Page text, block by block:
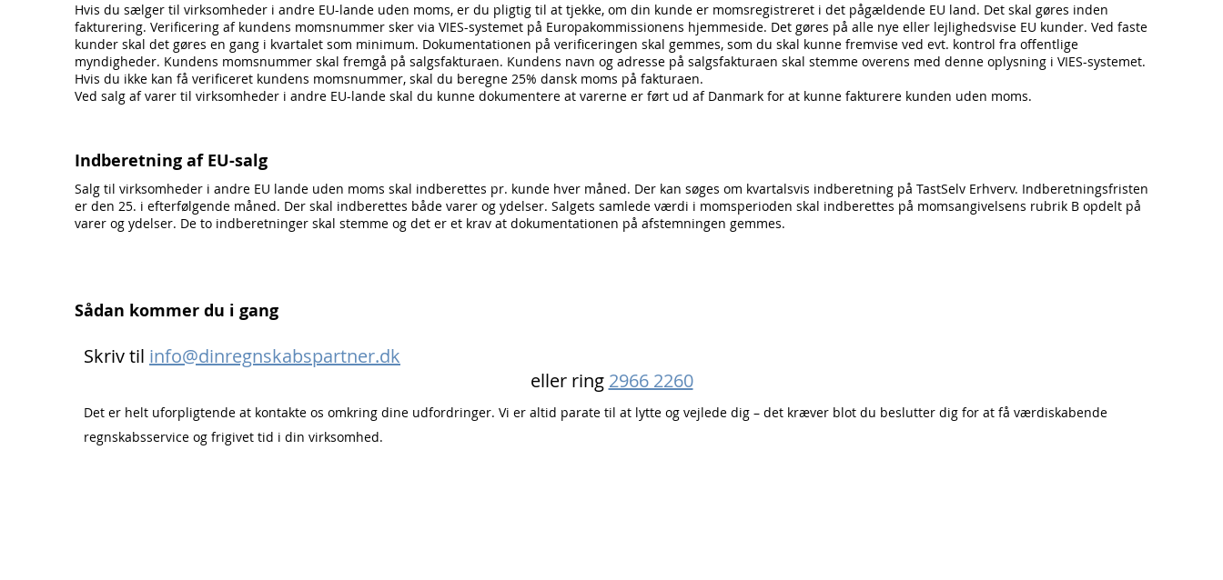
Hvis du sælger til virksomheder i andre EU-lande uden moms, er du pligtig til at tjekke, om din kunde er momsregistreret i det pågældende EU land. Det skal gøres inden
fakturering. Verificering af kundens momsnummer sker via VIES-systemet på Europakommissionens hjemmeside. Det gøres på alle nye eller lejlighedsvise EU kunder. Ved faste
kunder skal det gøres en gang i kvartalet som minimum. Dokumentationen på verificeringen skal gemmes, som du skal kunne fremvise ved evt. kontrol fra offentlige
myndigheder. Kundens momsnummer skal fremgå på salgsfakturaen. Kundens navn og adresse på salgsfakturaen skal stemme overens med denne oplysning i VIES-systemet.
Hvis du ikke kan få verificeret kundens momsnummer, skal du beregne 25% dansk moms på fakturaen.
Ved salg af varer til virksomheder i andre EU-lande skal du kunne dokumentere at varerne er ført ud af Danmark for at kunne fakturere kunden uden moms.
Indberetning af EU-salg
Salg til virksomheder i andre EU lande uden moms skal indberettes pr. kunde hver måned. Der kan søges om kvartalsvis indberetning på TastSelv Erhverv. Indberetningsfristen
er den 25. i efterfølgende måned. Der skal indberettes både varer og ydelser. Salgets samlede værdi i momsperioden skal indberettes på momsangivelsens rubrik B opdelt på
varer og ydelser. De to indberetninger skal stemme og det er et krav at dokumentationen på afstemningen gemmes.
Sådan kommer du i gang
Skriv til info@dinregnskabspartner.dk
eller ring 2966 2260
Det er helt uforpligtende at kontakte os omkring dine udfordringer. Vi er altid parate til at lytte og vejlede dig – det kræver blot du beslutter dig for at få værdiskabende
regnskabsservice og frigivet tid i din virksomhed.